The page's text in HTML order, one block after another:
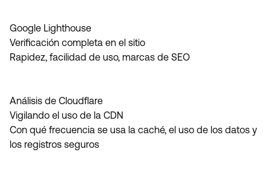
Google Lighthouse
Verificación completa en el sitio
Rapidez, facilidad de uso, marcas de SEO
Análisis de Cloudflare
Vigilando el uso de la CDN
Con qué frecuencia se usa la caché, el uso de los datos y
los registros seguros